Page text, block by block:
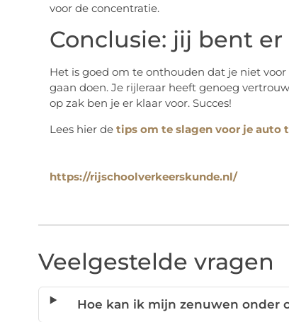
voor de concentratie.
Conclusie: jij bent
Het is goed om te onthouden dat je niet
gaan doen. Je rijleraar heeft genoeg
op zak ben je er klaar voor. Succes!
Lees hier de tips om te slagen voor je auto
https://rijschoolverkeerskunde.nl/
Veelgestelde vragen
Hoe kan ik mijn zenuwen onder